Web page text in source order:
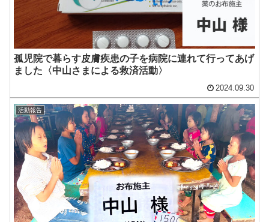
孤児院で暮らす皮膚疾患の子を病院に連れて行ってあげ
ました〈中山さまによる救済活動〉
2024.09.30
活動報告